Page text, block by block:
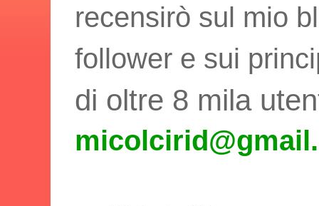
recensirò sul mio
follower e sui
di oltre 8 mila